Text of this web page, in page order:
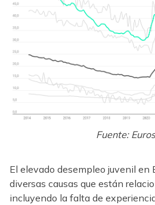
Fuente:
El elevado desempleo juvenil en
diversas causas que están
incluyendo la falta de